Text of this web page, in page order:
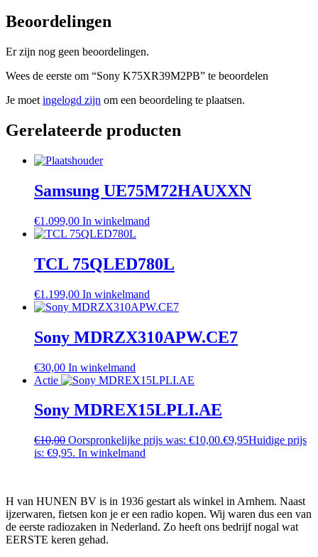
Beoordelingen
Er zijn nog geen beoordelingen.
Wees de eerste om “Sony K75XR39M2PB” te beoordelen
Je moet ingelogd zijn om een beoordeling te plaatsen.
Gerelateerde producten
Samsung UE75M72HAUXXN
€1.099,00 In winkelmand
TCL 75QLED780L
€1.199,00 In winkelmand
Sony MDRZX310APW.CE7
€30,00 In winkelmand
Actie
Sony MDREX15LPLI.AE
€10,00 Oorspronkelijke prijs was: €10,00.€9,95Huidige prijs
is: €9,95. In winkelmand
H van HUNEN BV is in 1936 gestart als winkel in Arnhem. Naast
ijzerwaren, fietsen kon je er een radio kopen. Wij waren dus een van
de eerste radiozaken in Nederland. Zo heeft ons bedrijf nogal wat
EERSTE keren gehad.